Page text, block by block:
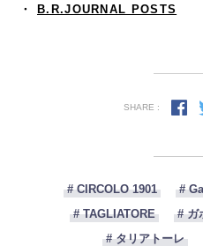
・ B.R.JOURNAL POSTS
SHARE :
# CIRCOLO 1901 #
# TAGLIATORE
# ガ
# タリアトーレ